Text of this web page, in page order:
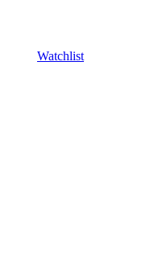
Watchlist